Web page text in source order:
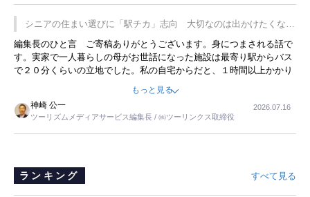
プレミアムヨーグルトを販売するにあたり、社内に懸念もあったそう
です。永井社長は、駐車場に都内ナンバーの高級外車が停まっている
ことに目をつけ、高級商品でも売れると確信したそうです。今回の記
事を懐かしく読みました。
シニアの住まい選びに「駅チカ」志向 大切なのは出かけたくなる
暮らし
編集長のひと言 ご寄稿ありがとうございます。身につまされる話で
す。実家で一人暮らしの母がお世話になった施設は最寄り駅からバス
で２０分くらいの立地でした。私の自宅からだと、１時間以上かかり
ました。母の住まいから近いという理由で、その施設を選択したので
すが、私と妹にとっては、半日仕事ででした。シニアの住まい選び
は、当人だけではなく、世話をする家族の足の便も考えない外池ない
と思いました。
もっと見る
神崎 公一
ツーリズムメディアサービス編集長 / ㈱ツーリンクス取締役
2026.07.16
ランキング すべて見る